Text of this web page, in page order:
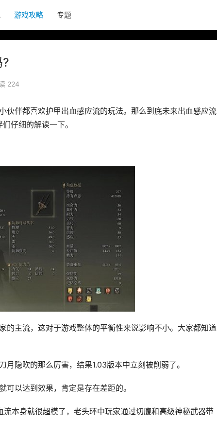
游戏攻略 专题
224
伙伴都喜欢护甲出血感应流的玩法。那么到底未来出血感应流
仔细的解读一下。
的主流，这对于游戏整体的平衡性来说影响不小。大家都知道
隐吹的那么厉害，结果1.03版本中立刻被削弱了。
以达到效果，肯定是存在差距的。
本身就很超模了，老头环中玩家通过切腹和高级神秘武器带